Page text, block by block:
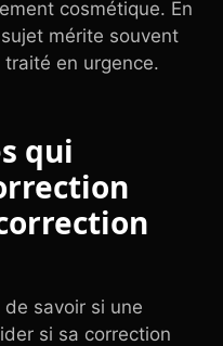
cosmétique. En
mérite souvent
traité en urgence.
qui
de savoir si une
si sa correction